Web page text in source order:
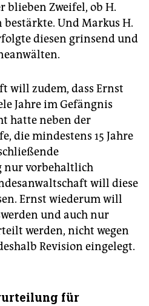
blieben Zweifel, ob H.
Und Markus H.
diesen grinsend und
will zudem, dass Ernst
Jahre im Gefängnis
hatte neben der
die mindestens 15 Jahre
nur vorbehaltlich
will diese
Ernst wiederum will
und auch nur
werden, nicht wegen
Revision eingelegt.
für